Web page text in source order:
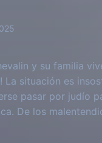
y su familia
La situación es
pasar por judío
De los